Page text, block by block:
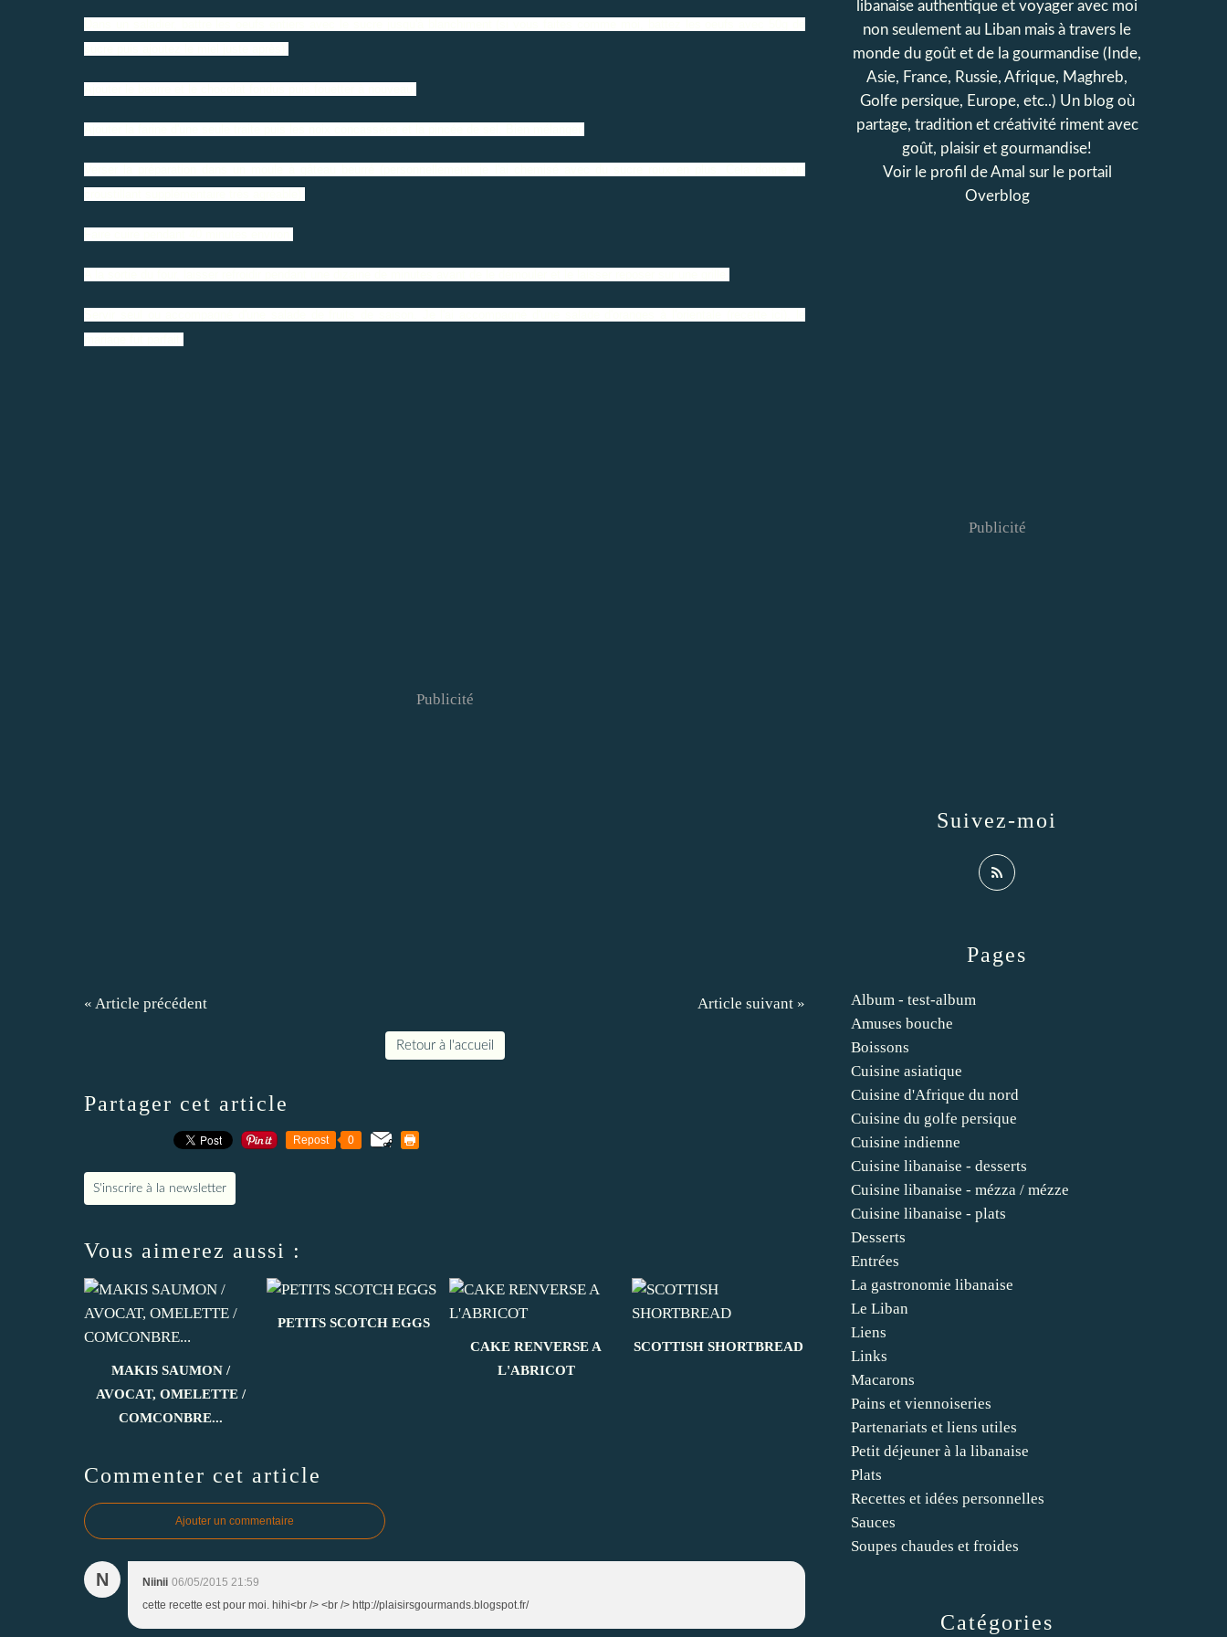
Publicité
« Article précédent Article suivant »
Retour à l'accueil
Partager cet article
Repost 0
S'inscrire à la newsletter
Vous aimerez aussi :
MAKIS SAUMON /
AVOCAT, OMELETTE /
COMCONBRE...
PETITS SCOTCH EGGS
CAKE RENVERSE A
L'ABRICOT
SCOTTISH SHORTBREAD
Commenter cet article
Ajouter un commentaire
N Niinii 06/05/2015 21:59
cette recette est pour moi. hihi<br /> <br /> http://plaisirsgourmands.blogspot.fr/
Catégories
Pages
Album - test-album
Amuses bouche
Boissons
Cuisine asiatique
Cuisine d'Afrique du nord
Cuisine du golfe persique
Cuisine indienne
Cuisine libanaise - desserts
Cuisine libanaise - mézza / mézze
Cuisine libanaise - plats
Desserts
Entrées
La gastronomie libanaise
Le Liban
Liens
Links
Macarons
Pains et viennoiseries
Partenariats et liens utiles
Petit déjeuner à la libanaise
Plats
Recettes et idées personnelles
Sauces
Soupes chaudes et froides
libanaise authentique et voyager avec moi
non seulement au Liban mais à travers le
monde du goût et de la gourmandise (Inde,
Asie, France, Russie, Afrique, Maghreb,
Golfe persique, Europe, etc..) Un blog où
partage, tradition et créativité riment avec
goût, plaisir et gourmandise!
Voir le profil deAmal sur le portail
Overblog
Suivez-moi
Publicité